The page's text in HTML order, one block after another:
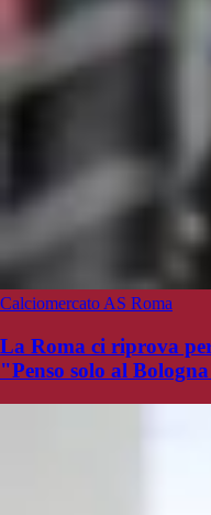
Calciomercato AS Roma
La Roma ci riprova
"Penso solo al